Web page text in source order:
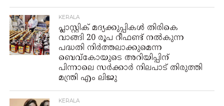
KERALA
പ്ലാസ്റ്റിക് മദ്യക്കുപ്പികൾ തിരികെ
വാങ്ങി 20 രൂപ റീഫണ്ട് നൽകുന്ന
പദ്ധതി നിർത്തലാക്കുമെന്ന
ബെവ്‌കോയുടെ അറിയിപ്പിന്
പിന്നാലെ സർക്കാർ നിലപാട് തിരുത്തി
മന്ത്രി എം ലിജു
KERALA